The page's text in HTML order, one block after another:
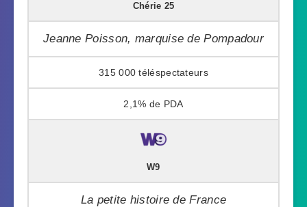
Chérie 25
Jeanne Poisson, marquise de Pompadour
315 000
2,1%
W9
La petite histoire de France